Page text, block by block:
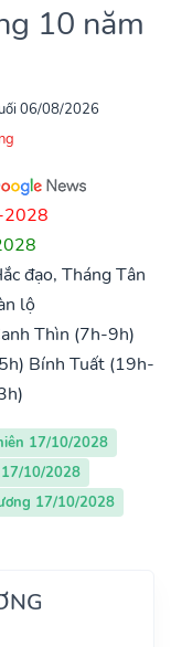
10 năm
06/08/2026
đạo, Tháng Tân
lộ
Thìn (7h-9h)
Bính Tuất (19h-
17/10/2028
10/2028
17/10/2028